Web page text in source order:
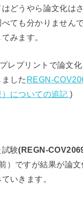
どうやら論文化は
ても分かりません
みます。
レプリントで論文
した REGN-
）についての追記)
試験(REGN-
）ですが結果が論文
いきます。